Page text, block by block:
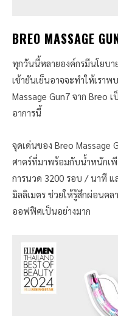
BREO MASSAGE
ทุกวันนี้หลายองค์กรมีนโยบา
เช้ายันเย็นอาจจะทำให้เรา
Massage Gun7 จาก Breo
อาการนี้
จุดเด่นของ Breo Massage
ศาตร์ที่มาพร้อมกับน้ำหนักเพี
การนวด 3200 รอบ / นาที แ
มิลลิเมตร ช่วยให้รู้สึกผ่อนคล
ออฟฟิศเป็นอย่างมาก